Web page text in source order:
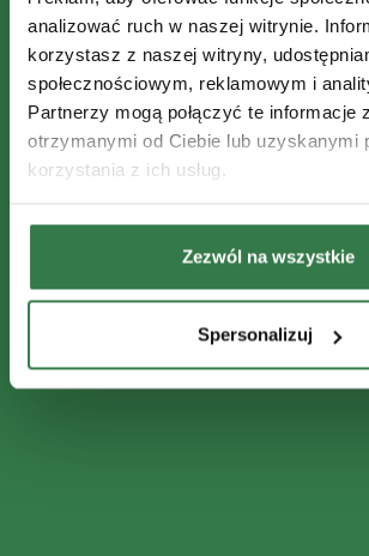
analizować ruch w naszej witrynie.
korzystasz z naszej witryny,
społecznościowym, reklamowym i
Partnerzy mogą połączyć te informacje
otrzymanymi od Ciebie lub uzyskanymi
korzystania z ich usług.
Zezwól na wszystkie
Spersonalizuj